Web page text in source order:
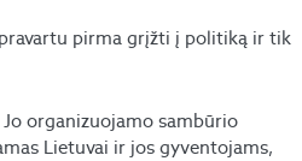
pirma grįžti į politiką ir tik
organizuojamo sambūrio
Lietuvai ir jos gyventojams,